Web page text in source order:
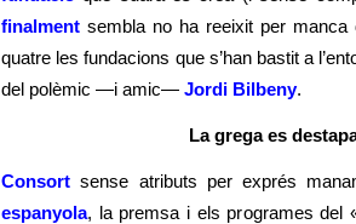
finalment sembla no ha reeixit per manca
quatre les fundacions que s’han bastit a
del polèmic —i amic— Jordi Bilbeny.
La grega es
Consort sense atributs per exprés
espanyola, la premsa i els programes del